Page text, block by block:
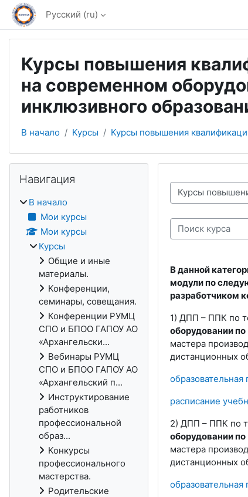
Перейти к основному содержанию
Русский ‎(ru)‎
Курсы повышения
на современном
инклюзивного
В начало Курсы Курсы повышения
Категории курсов
Поиск курса
В данной
модули по
разработчиком
1) ДПП – ППК по
оборудовании
мастера
дистанционных
расписание
2) ДПП – ППК по
оборудовании
мастера
дистанционных
Блоки
Навигация
В начало
Мои курсы
Мои курсы
Курсы
Общие и иные
материалы.
Конференции,
семинары, совещания.
Конференции РУМЦ
СПО и БПОО ГАПОУ АО
«Архангельски...
Вебинары РУМЦ
СПО и БПОО ГАПОУ АО
«Архангельский п...
Инструктирование
работников
профессиональной
образ...
Конкурсы
профессионального
мастерства.
Родительские